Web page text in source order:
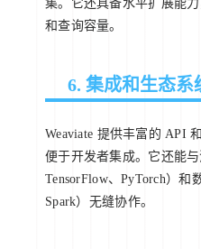
集。它还具备水平扩展能
和查询容量。
6. 集成和生态系
Weaviate 提供丰富的 API
便于开发者集成。它还能
TensorFlow、PyTorch）和
Spark）无缝协作。